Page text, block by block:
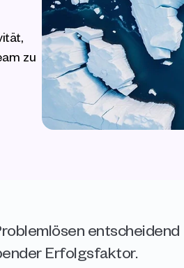
zu
entscheidend
Erfolgsfaktor.